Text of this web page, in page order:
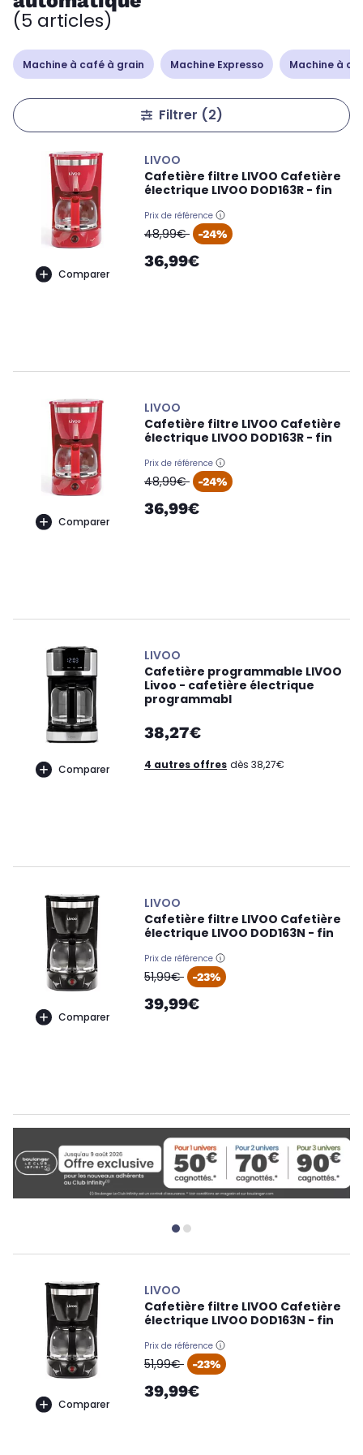
(5 articles)
Machine à café à grain Machine Expresso Machine à
Filtrer (2)
Comparer
LIVOO
Cafetière filtre LIVOO Cafetière
électrique LIVOO DOD163R - fin
Prix de référence
oldPrice
48,99€ -24%
36,99€
Comparer
LIVOO
Cafetière filtre LIVOO Cafetière
électrique LIVOO DOD163R - fin
Prix de référence
oldPrice
48,99€ -24%
36,99€
Comparer
LIVOO
Cafetière programmable LIVOO
Livoo - cafetière électrique
programmabl
38,27€
4 autres offres dès 38,27€
Comparer
LIVOO
Cafetière filtre LIVOO Cafetière
électrique LIVOO DOD163N - fin
Prix de référence
oldPrice
51,99€ -23%
39,99€
Comparer
LIVOO
Cafetière filtre LIVOO Cafetière
électrique LIVOO DOD163N - fin
Prix de référence
oldPrice
51,99€ -23%
39,99€